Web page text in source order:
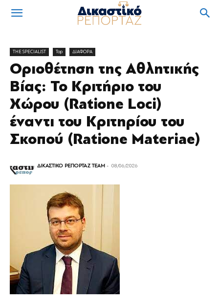
THE SPECIALIST Top ΔΙΑΦΟΡΑ
Οριοθέτηση της Αθλητικής
Βίας: Το Κριτήριο του
Χώρου (Ratione Loci)
έναντι του Κριτηρίου του
Σκοπού (Ratione Materiae)
ΔΙΚΑΣΤΙΚΟ ΡΕΠΟΡΤΑΖ TEAM - 08/06/2026